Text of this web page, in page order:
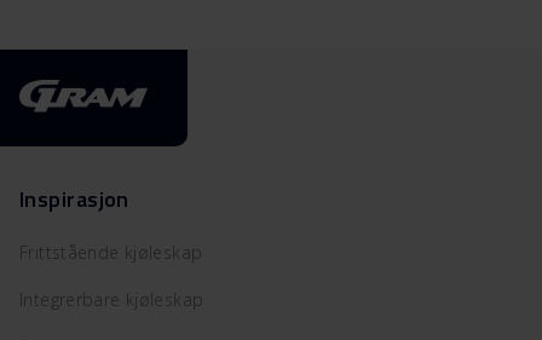
Inspirasjon
Frittstående kjøleskap
Integrerbare kjøleskap